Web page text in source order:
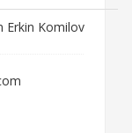
Erkin Komilov